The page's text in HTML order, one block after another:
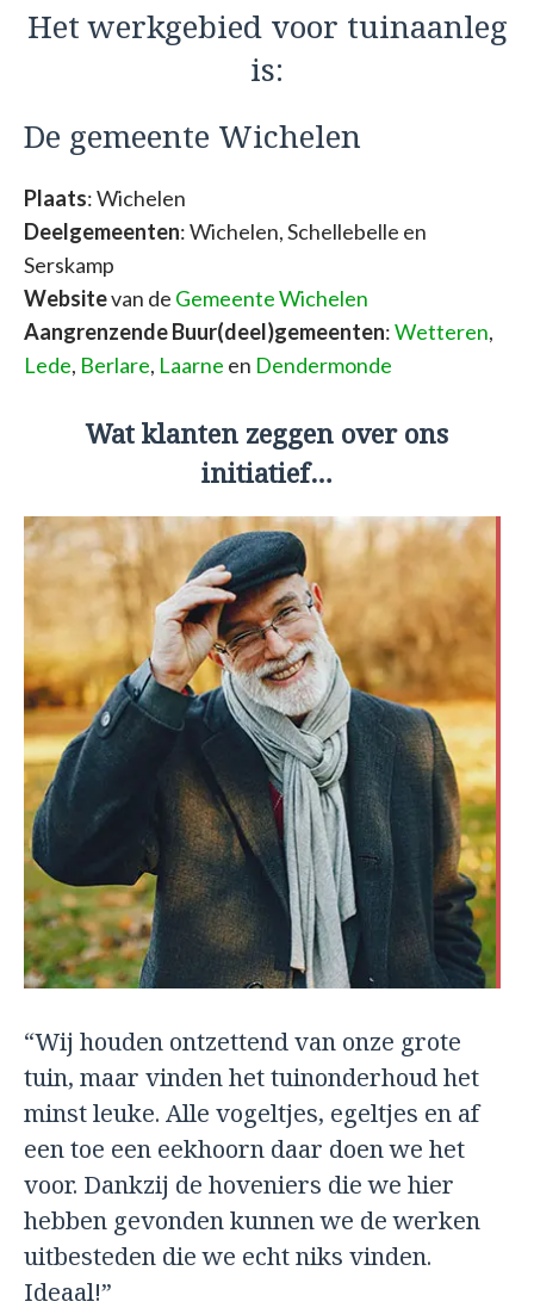
Het werkgebied voor tuinaanleg
is:
De gemeente Wichelen
Plaats: Wichelen
Deelgemeenten: Wichelen, Schellebelle en
Serskamp
Websitevan de Gemeente Wichelen
Aangrenzende Buur(deel)gemeenten:Wetteren,
Lede, Berlare, Laarne en Dendermonde
Wat klanten zeggen over ons
initiatief…
“Wij houden ontzettend van onze grote
tuin, maar vinden het tuinonderhoud het
minst leuke. Alle vogeltjes, egeltjes en af
een toe een eekhoorn daar doen we het
voor. Dankzij de hoveniers die we hier
hebben gevonden kunnen we de werken
uitbesteden die we echt niks vinden.
Ideaal!”